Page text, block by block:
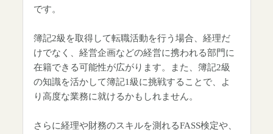
です。
簿記2級を取得して転職活動を行う場合、経理だ
けでなく、経営企画などの経営に携われる部門に
在籍できる可能性が広がります。また、簿記2級
の知識を活かして簿記1級に挑戦することで、よ
り高度な業務に就けるかもしれません。
さらに経理や財務のスキルを測れるFASS検定や、